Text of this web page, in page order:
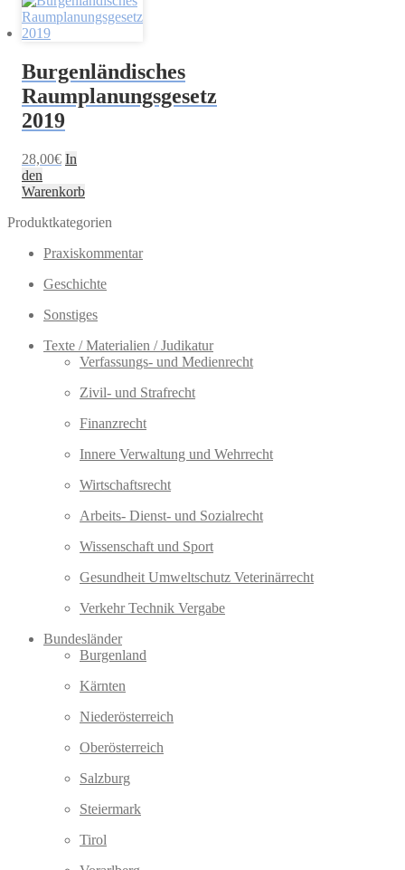
Burgenländisches
Raumplanungsgesetz
2019
28,00€ In
den
Warenkorb
Produktkategorien
Praxiskommentar
Geschichte
Sonstiges
Texte / Materialien / Judikatur
Verfassungs- und Medienrecht
Zivil- und Strafrecht
Finanzrecht
Innere Verwaltung und Wehrrecht
Wirtschaftsrecht
Arbeits- Dienst- und Sozialrecht
Wissenschaft und Sport
Gesundheit Umweltschutz Veterinärrecht
Verkehr Technik Vergabe
Bundesländer
Burgenland
Kärnten
Niederösterreich
Oberösterreich
Salzburg
Steiermark
Tirol